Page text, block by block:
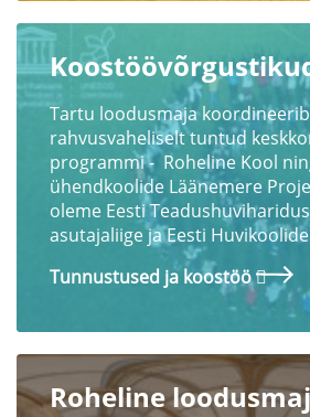
Tartu loodusmaja
rahvusvaheliselt tuntud
programmi - Roheline Kool
ühendkoolide Läänemere
oleme Eesti
asutajaliige ja Eesti
Tunnustused ja koostöö
Roheline